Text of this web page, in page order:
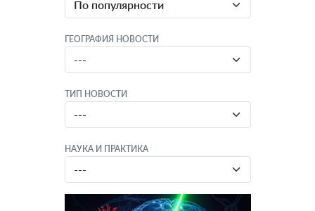
ГЕОГРАФИЯ НОВОСТИ
ТИП НОВОСТИ
НАУКА И ПРАКТИКА